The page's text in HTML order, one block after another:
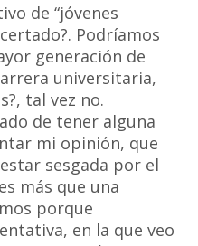
de “jóvenes
Podríamos
generación de
universitaria,
tal vez no.
de tener alguna
mi opinión, que
sesgada por el
más que una
porque
en la que veo